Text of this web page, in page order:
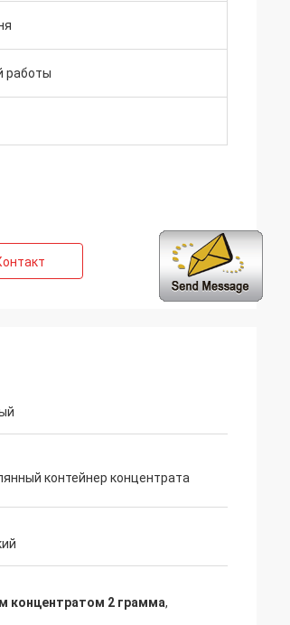
работы
контейнер концентрата
концентратом 2 грамма,